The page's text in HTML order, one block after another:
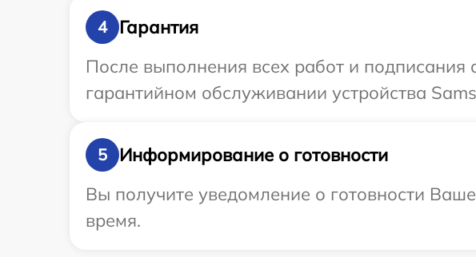
4
Гарантия
После выполнения всех работ и
гарантийном обслуживании устройства
5
Информирование о готовности
Вы получите уведомление о готовности
время.